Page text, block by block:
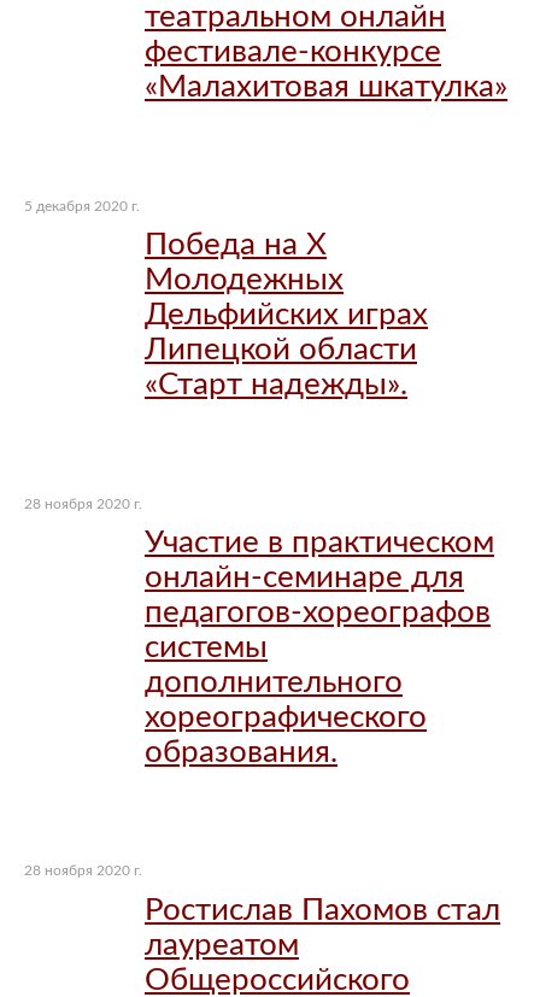
театральном онлайн
фестивале-конкурсе
«Малахитовая шкатулка»
5 декабря 2020 г.
Победа на X
Молодежных
Дельфийских играх
Липецкой области
«Старт надежды».
28 ноября 2020 г.
Участие в практическом
онлайн-семинаре для
педагогов-хореографов
системы
дополнительного
хореографического
образования.
28 ноября 2020 г.
Ростислав Пахомов стал
лауреатом
Общероссийского